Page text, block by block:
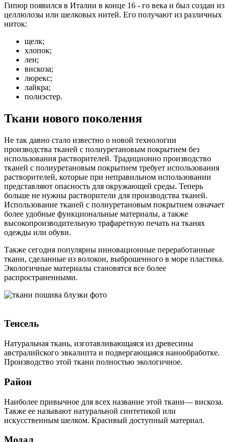
Гипюр появился в Италии в конце 16 - го века и был создан из
целлюлозы или шелковых нитей. Его получают из различных
ниток:
щелк;
хлопок;
лен;
вискоза;
люрекс;
лайкра;
полиэстер.
Ткани нового поколения
Не так давно стало известно о новой технологии
производства тканей с полиуретановым покрытием без
использования растворителей. Традиционно производство
тканей с полиуретановым покрытием требует использования
растворителей, которые при неправильном использовании
представляют опасность для окружающей среды. Теперь
больше не нужны растворители для производства тканей.
Использование тканей с полиуретановым покрытием означает
более удобные функциональные материалы, а также
высокопроизводительную трафаретную печать на тканях
одежды или обуви.
Также сегодня популярны инновационные переработанные
ткани, сделанные из волокон, выброшенного в море пластика.
Экологичные материалы становятся все более
распространенными.
Тенсель
Натуральная ткань, изготавливающаяся из древесины
австралийского эвкалипта и подвергающаяся нанообработке.
Производство этой ткани полностью экологичное.
Район
Наиболее привычное для всех название этой ткани— вискоза.
Также ее называют натуральной синтетикой или
искусственным шелком. Красивый доступный материал.